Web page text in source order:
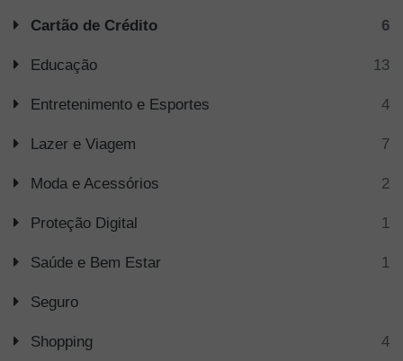
Cartão de Crédito 6
Educação 13
Entretenimento e Esportes 4
Lazer e Viagem 7
Moda e Acessórios 2
Proteção Digital 1
Saúde e Bem Estar 1
Seguro
Shopping 4